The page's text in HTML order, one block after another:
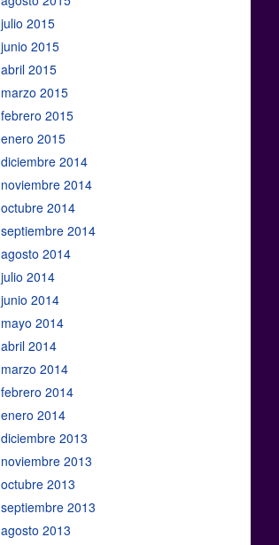
julio 2015
junio 2015
abril 2015
marzo 2015
febrero 2015
enero 2015
diciembre 2014
noviembre 2014
octubre 2014
septiembre 2014
agosto 2014
julio 2014
junio 2014
mayo 2014
abril 2014
marzo 2014
febrero 2014
enero 2014
diciembre 2013
noviembre 2013
octubre 2013
septiembre 2013
agosto 2013